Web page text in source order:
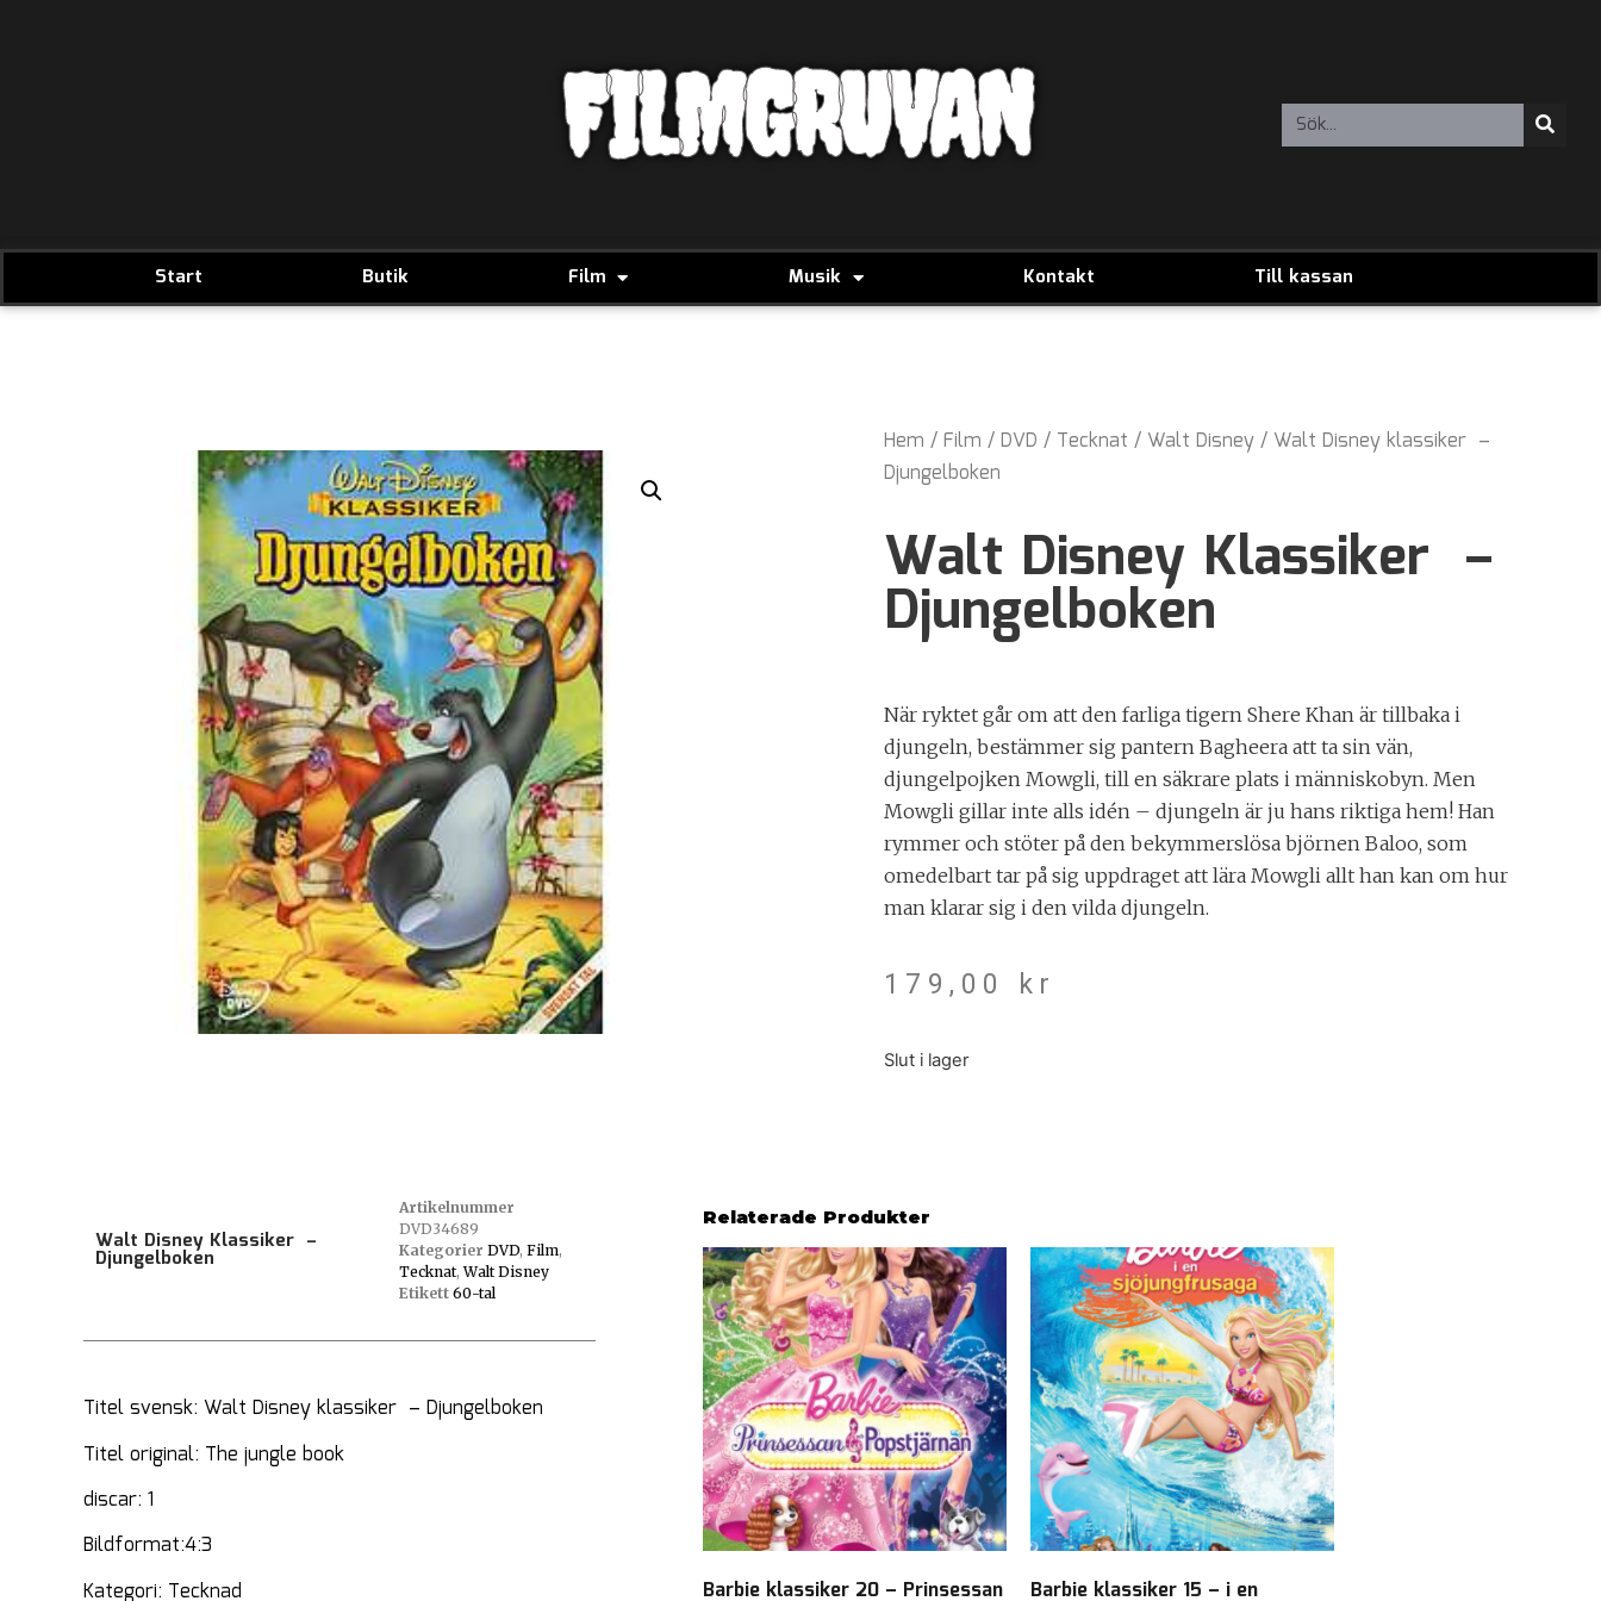
FILMGRUVAN
Start Butik Film Musik Kontakt Till kassan
Hem / Film / DVD / Tecknat / Walt Disney / Walt Disney klassiker –
Djungelboken
Walt Disney Klassiker –
Djungelboken
När ryktet går om att den farliga tigern Shere Khan är tillbaka i
djungeln, bestämmer sig pantern Bagheera att ta sin vän,
djungelpojken Mowgli, till en säkrare plats i människobyn. Men
Mowgli gillar inte alls idén – djungeln är ju hans riktiga hem! Han
rymmer och stöter på den bekymmerslösa björnen Baloo, som
omedelbart tar på sig uppdraget att lära Mowgli allt han kan om hur
man klarar sig i den vilda djungeln.
179,00 kr
Slut i lager
Walt Disney Klassiker –
Djungelboken
Artikelnummer
DVD34689
Kategorier DVD, Film,
Tecknat,Walt Disney
Etikett 60-tal
Titel svensk: Walt Disney klassiker – Djungelboken
Titel original: The jungle book
discar: 1
Bildformat:4:3
Kategori: Tecknad
Relaterade Produkter
Barbie klassiker 20 – Prinsessan Barbie klassiker 15 – i en